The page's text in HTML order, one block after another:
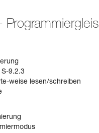
Programmiergleis
9.2.3
weise lesen/schreiben